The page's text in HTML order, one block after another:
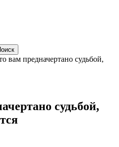
вам предначертано судьбой,
судьбой,